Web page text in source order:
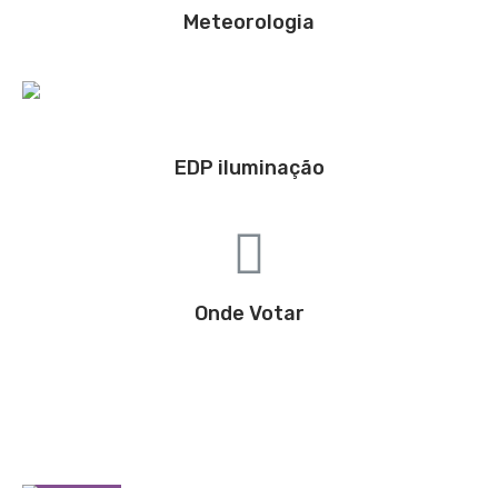
Meteorologia
EDP iluminação
Onde Votar